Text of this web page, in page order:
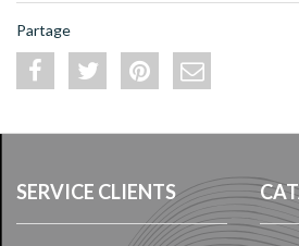
Partage
SERVICE CLIENTS